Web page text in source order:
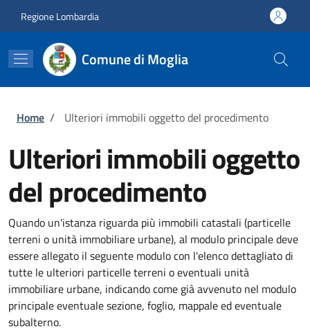
Regione Lombardia
Comune di Moglia
Briciole di pane
Home / Ulteriori immobili oggetto del procedimento
Ulteriori immobili oggetto
del procedimento
Quando un'istanza riguarda più immobili catastali (particelle
terreni o unità immobiliare urbane), al modulo principale deve
essere allegato il seguente modulo con l'elenco dettagliato di
tutte le ulteriori particelle terreni o eventuali unità
immobiliare urbane, indicando come già avvenuto nel modulo
principale eventuale sezione, foglio, mappale ed eventuale
subalterno.